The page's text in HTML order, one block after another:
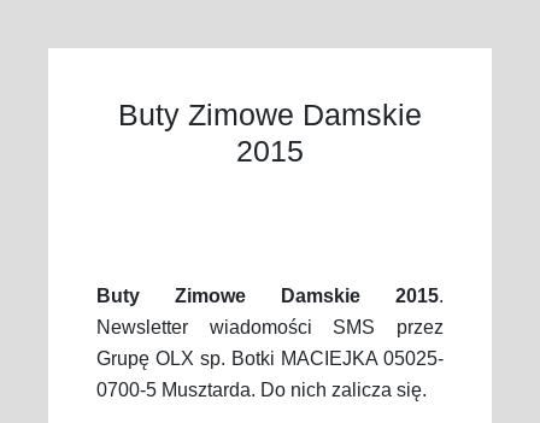
Buty Zimowe Damskie
2015
Buty Zimowe Damskie 2015.
Newsletter wiadomości SMS przez
Grupę OLX sp. Botki MACIEJKA 05025-
0700-5 Musztarda. Do nich zalicza się.